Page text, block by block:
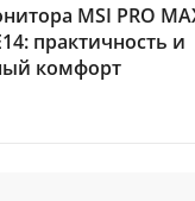
MSI PRO
практичность и
комфорт